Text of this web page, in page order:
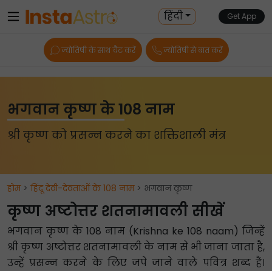
हिंदी Get App
ज्योतिषी के साथ चैट करें ज्योतिषी से बात करें
भगवान कृष्ण के 108 नाम
श्री कृष्ण को प्रसन्न करने का शक्तिशाली मंत्र
होम> हिंदू देवी-देवताओं के 108 नाम> भगवान कृष्ण
कृष्ण अष्टोत्तर शतनामावली सीखें
भगवान कृष्ण के 108 नाम (Krishna ke 108 naam) जिन्हें
श्री कृष्ण अष्टोत्तर शतनामावली के नाम से भी जाना जाता है,
उन्हें प्रसन्न करने के लिए जपे जाने वाले पवित्र शब्द हैं।